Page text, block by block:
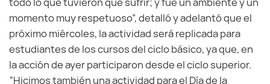
momento muy respetuoso”, detalló y adelantó que el
próximo miércoles, la actividad será replicada para
estudiantes de los cursos del ciclo básico, ya que, en
la acción de ayer participaron desde el ciclo superior.
“Hicimos también una actividad para el Día de la